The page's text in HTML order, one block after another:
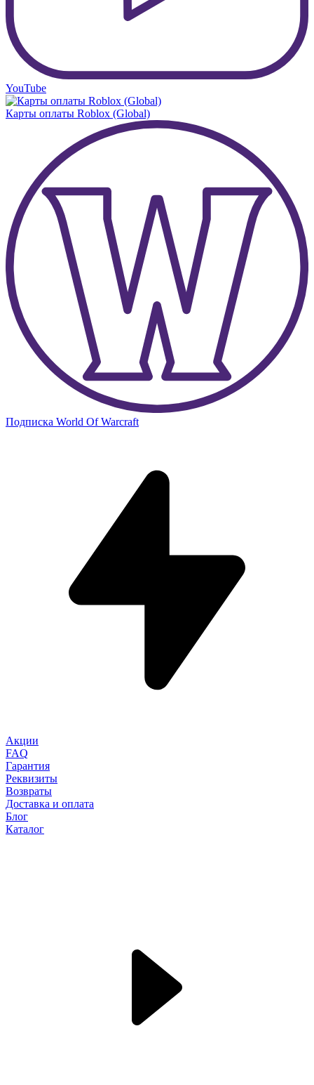
YouTube
Карты оплаты Roblox (Global)
Подписка World Of Warcraft
Акции
FAQ
Гарантия
Реквизиты
Возвраты
Доставка и оплата
Блог
Каталог